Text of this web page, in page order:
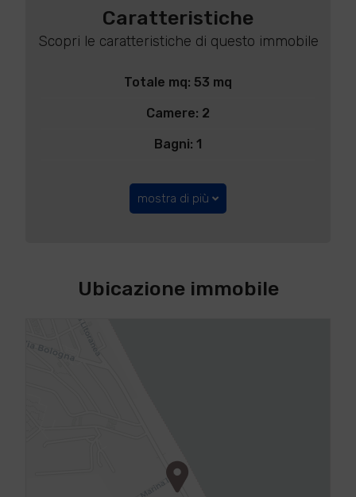
Caratteristiche
Scopri le caratteristiche di questo immobile
Totale mq: 53 mq
Camere: 2
Bagni: 1
mostra di più
Ubicazione immobile